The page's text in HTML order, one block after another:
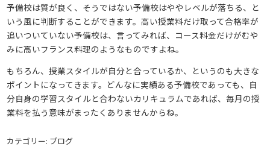
予備校は質が良く、そうではない予備校はややレベルが落ちる、と
いう風に判断することができます。高い授業料だけ取って合格率が
追いついていない予備校は、言ってみれば、コース料金だけがむや
みに高いフランス料理のようなものですよね。
もちろん、授業スタイルが自分と合っているか、というのも大きな
ポイントになってきます。どんなに実績ある予備校であっても、自
分自身の学習スタイルと合わないカリキュラムであれば、毎月の授
業料を払う意味がまったくありませんからね。
カテゴリー: ブログ